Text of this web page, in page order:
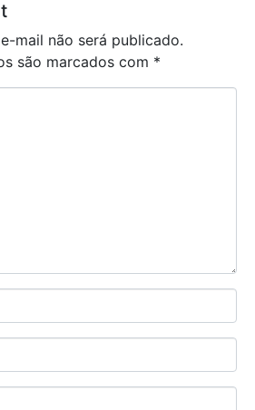
mail não será publicado.
são marcados com *